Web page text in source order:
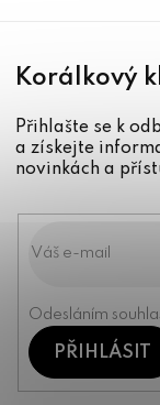
Korálkový
Přihlašte se k
a získejte
novinkách a
Odesláním
PŘIHLÁSIT